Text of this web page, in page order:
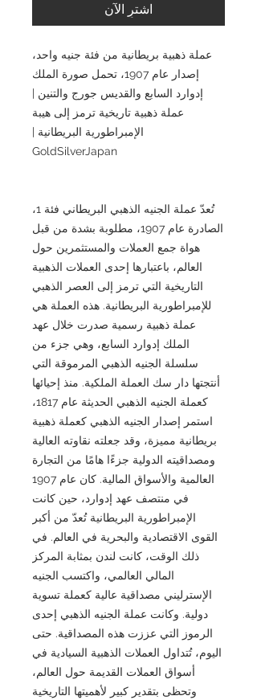
اشترِ الآن
عملة ذهبية بريطانية من فئة جنيه واحد،
إصدار عام 1907، تحمل صورة الملك
إدوارد السابع والقديس جورج والتنين |
عملة ذهبية تاريخية ترمز إلى هيبة
الإمبراطورية البريطانية |
GoldSilverJapan
تُعدّ عملة الجنيه الذهبي البريطاني فئة 1،
الصادرة عام 1907، مطلوبة بشدة من قبل
هواة جمع العملات والمستثمرين حول
العالم، باعتبارها إحدى العملات الذهبية
التاريخية التي ترمز إلى العصر الذهبي
للإمبراطورية البريطانية. هذه العملة هي
عملة ذهبية رسمية صدرت خلال عهد
الملك إدوارد السابع، وهي جزء من
سلسلة الجنيه الذهبي المرموقة التي
أنتجتها دار سك العملة الملكية. منذ إحيائها
كعملة الجنيه الذهبي الحديثة عام 1817،
استمر إصدار الجنيه الذهبي كعملة ذهبية
بريطانية مميزة، وقد جعلته نقاوته العالية
ومصداقيته الدولية جزءًا هامًا من التجارة
العالمية والأسواق المالية. كان عام 1907
في منتصف عهد إدوارد، حين كانت
الإمبراطورية البريطانية تُعدّ من أكبر
القوى الاقتصادية والبحرية في العالم. في
ذلك الوقت، كانت لندن بمثابة المركز
المالي العالمي، واكتسب الجنيه
الإسترليني مصداقية عالية كعملة تسوية
دولية. وكانت عملة الجنيه الذهبي إحدى
الرموز التي عززت هذه المصداقية. حتى
اليوم، تُتداول العملات الذهبية السيادية في
أسواق العملات القديمة حول العالم،
وتحظى بتقدير كبير لأهميتها التاريخية